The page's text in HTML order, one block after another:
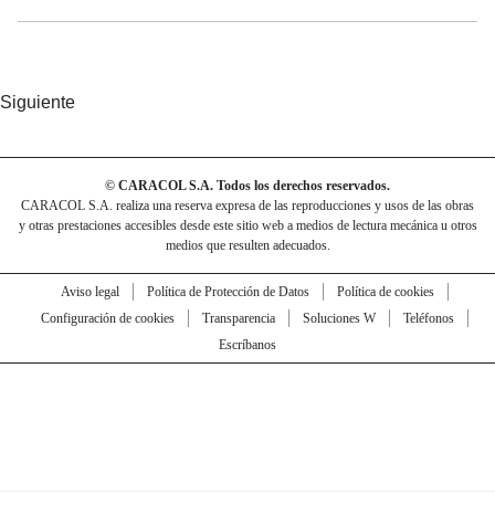
Siguiente
© CARACOL S.A. Todos los derechos reservados.
CARACOL S.A. realiza una reserva expresa de las reproducciones y usos de las obras
y otras prestaciones accesibles desde este sitio web a medios de lectura mecánica u otros
medios que resulten adecuados.
Aviso legal Política de Protección de Datos
Política de cookies
Configuración de cookies
Transparencia Soluciones W
Teléfonos
Escríbanos